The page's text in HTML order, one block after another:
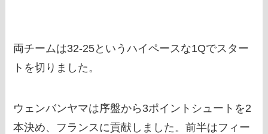
両チームは32-25というハイペースな1Qでスター
トを切りました。
ウェンバンヤマは序盤から3ポイントシュートを2
本決め、フランスに貢献しました。前半はフィー